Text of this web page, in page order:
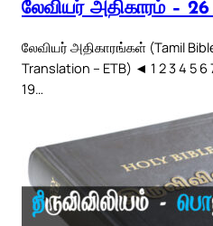
லேவியர் அதிகாரம் – 26
லேவியர் அதிகாரங்கள் (Tamil
Translation – ETB) ◄ 1 2 3 4 5 6 7
19…